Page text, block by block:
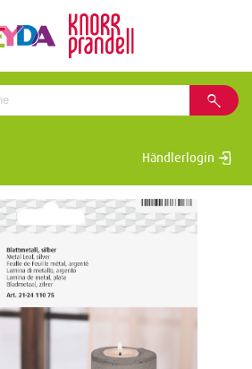
Händlerlogin